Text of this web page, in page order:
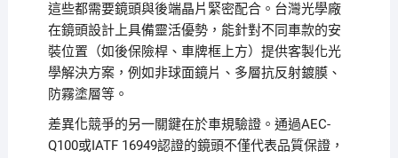
這些都需要鏡頭與後端晶片緊密配合。台灣光學廠
在鏡頭設計上具備靈活優勢，能針對不同車款的安
裝位置（如後保險桿、車牌框上方）提供客製化光
學解決方案，例如非球面鏡片、多層抗反射鍍膜、
防霧塗層等。
差異化競爭的另一關鍵在於車規驗證。通過AEC-
Q100或IATF 16949認證的鏡頭不僅代表品質保證，